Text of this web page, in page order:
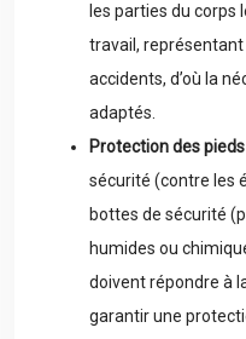
les parties du corps
travail,
accidents, d’où la
adaptés.
Protection des
sécurité (contre les
bottes de sécurité
humides ou
doivent répondre à
garantir une